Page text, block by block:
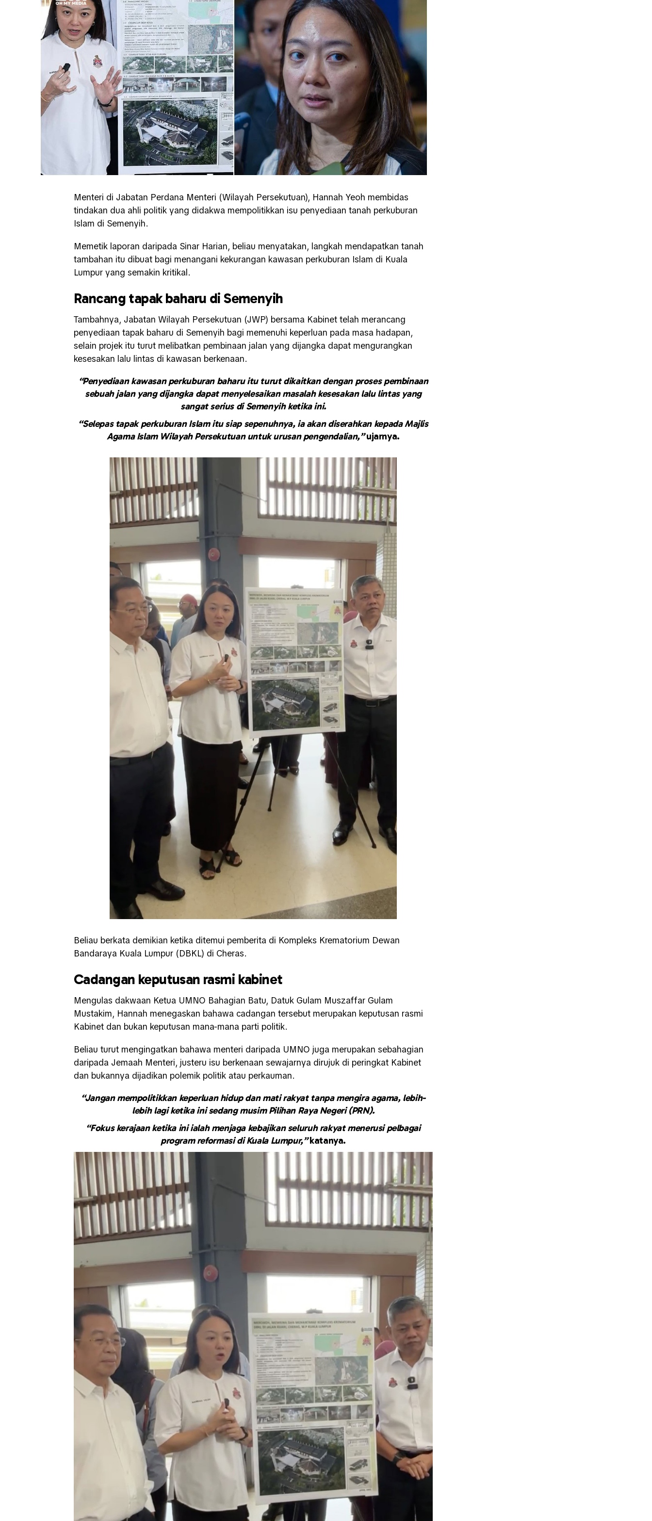
Menteri di Jabatan Perdana Menteri (Wilayah Persekutuan), Hannah Yeoh membidas
tindakan dua ahli politik yang didakwa mempolitikkan isu penyediaan tanah perkuburan
Islam di Semenyih.
Memetik laporan daripada Sinar Harian, beliau menyatakan, langkah mendapatkan tanah
tambahan itu dibuat bagi menangani kekurangan kawasan perkuburan Islam di Kuala
Lumpur yang semakin kritikal.
Rancang tapak baharu di Semenyih
Tambahnya, Jabatan Wilayah Persekutuan (JWP) bersama Kabinet telah merancang
penyediaan tapak baharu di Semenyih bagi memenuhi keperluan pada masa hadapan,
selain projek itu turut melibatkan pembinaan jalan yang dijangka dapat mengurangkan
kesesakan lalu lintas di kawasan berkenaan.
“Penyediaan kawasan perkuburan baharu itu turut dikaitkan dengan proses pembinaan
sebuah jalan yang dijangka dapat menyelesaikan masalah kesesakan lalu lintas yang
sangat serius di Semenyih ketika ini.
“Selepas tapak perkuburan Islam itu siap sepenuhnya, ia akan diserahkan kepada Majlis
Agama Islam Wilayah Persekutuan untuk urusan pengendalian,”ujarnya.
Beliau berkata demikian ketika ditemui pemberita di Kompleks Krematorium Dewan
Bandaraya Kuala Lumpur (DBKL) di Cheras.
Cadangan keputusan rasmi kabinet
Mengulas dakwaan Ketua UMNO Bahagian Batu, Datuk Gulam Muszaffar Gulam
Mustakim, Hannah menegaskan bahawa cadangan tersebut merupakan keputusan rasmi
Kabinet dan bukan keputusan mana-mana parti politik.
Beliau turut mengingatkan bahawa menteri daripada UMNO juga merupakan sebahagian
daripada Jemaah Menteri, justeru isu berkenaan sewajarnya dirujuk di peringkat Kabinet
dan bukannya dijadikan polemik politik atau perkauman.
“Jangan mempolitikkan keperluan hidup dan mati rakyat tanpa mengira agama, lebih-
lebih lagi ketika ini sedang musim Pilihan Raya Negeri (PRN).
“Fokus kerajaan ketika ini ialah menjaga kebajikan seluruh rakyat menerusi pelbagai
program reformasi di Kuala Lumpur,”katanya.